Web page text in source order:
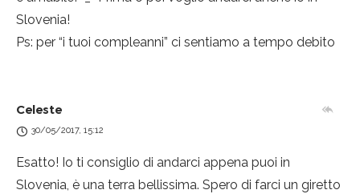
Slovenia!
Ps: per “i tuoi compleanni” ci sentiamo a tempo debito
Celeste
30/05/2017, 15:12
Esatto! Io ti consiglio di andarci appena puoi in
Slovenia, è una terra bellissima. Spero di farci un giretto